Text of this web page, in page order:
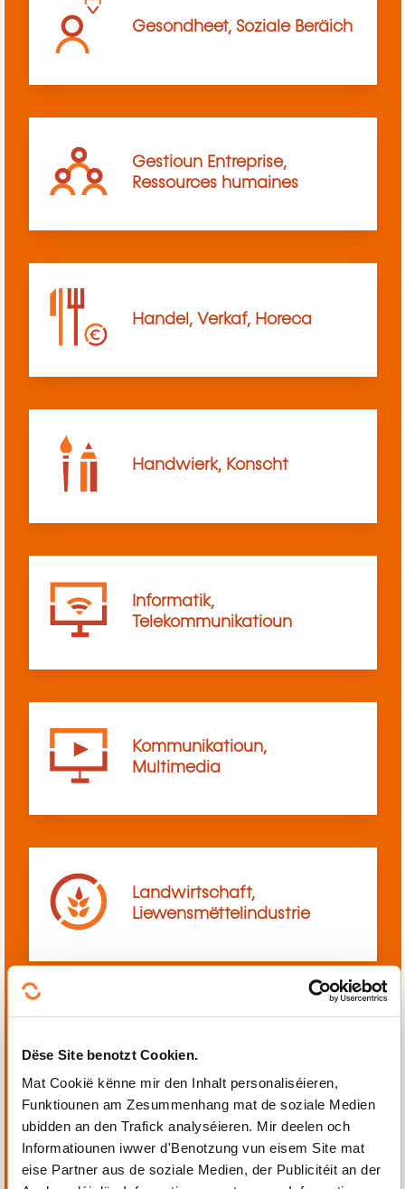
Dëse Site benotzt Cookien.
Mat Cookië kënne mir den Inhalt personaliséieren,
Funktiounen am Zesummenhang mat de soziale Medien
ubidden an den Trafick analyséieren. Mir deelen och
Informatiounen iwwer d'Benotzung vun eisem Site mat
eise Partner aus de soziale Medien, der Publicitéit an der
Gesondheet, Soziale Beräich
Gestioun Entreprise,
Ressources humaines
Handel, Verkaf, Horeca
Handwierk, Konscht
Informatik,
Telekommunikatioun
Kommunikatioun,
Multimedia
Landwirtschaft,
Liewensmëttelindustrie
Automatiséierung